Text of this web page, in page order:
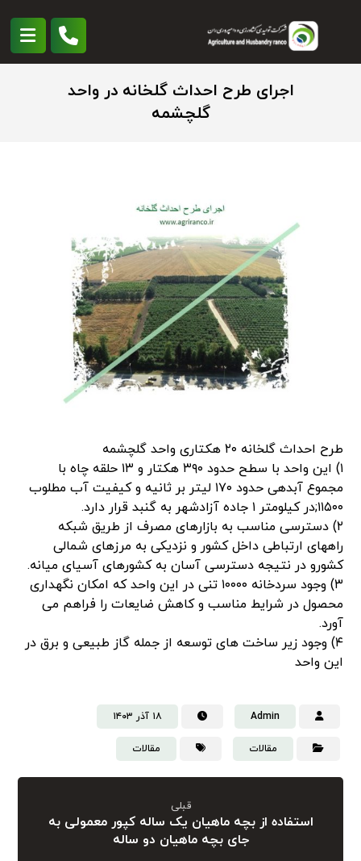
اجرای طرح احداث گلخانه در واحد
گلچشمه
طرح احداث گلخانه ۲۰ هکتاری واحد گلچشمه
۱) این واحد با سطح حدود ۳۹۰ هکتار و ۱۳ حلقه چاه با
مجموع آبدهی حدود ۱۷۰ لیتر بر ثانیه و کیفیت آب مطلوب
۱۱۵۰۰;در کیلومتر ۱ جاده آزادشهر به گنبد قرار دارد.
۲) دسترسی مناسب به بازارهای مصرف از طریق شبکه
راههای ارتباطی داخل کشور و نزدیکی به مرزهای شمالی
کشورو در نتیجه دسترسی آسان به کشورهای آسیای میانه.
۳) وجود سردخانه ۱۰۰۰۰ تنی در این واحد که امکان نگهداری
محصول در شرایط مناسب و کاهش ضایعات را فراهم می
آورد.
۴) وجود زیر ساخت های توسعه از جمله گاز طبیعی و برق در
این واحد
Admin ۱۸ آذر ۱۴۰۳
مقالات مقالات
قبلی
استفاده از بچه ماهیان یک ساله کپور معمولی به
جای بچه ماهیان دو ساله